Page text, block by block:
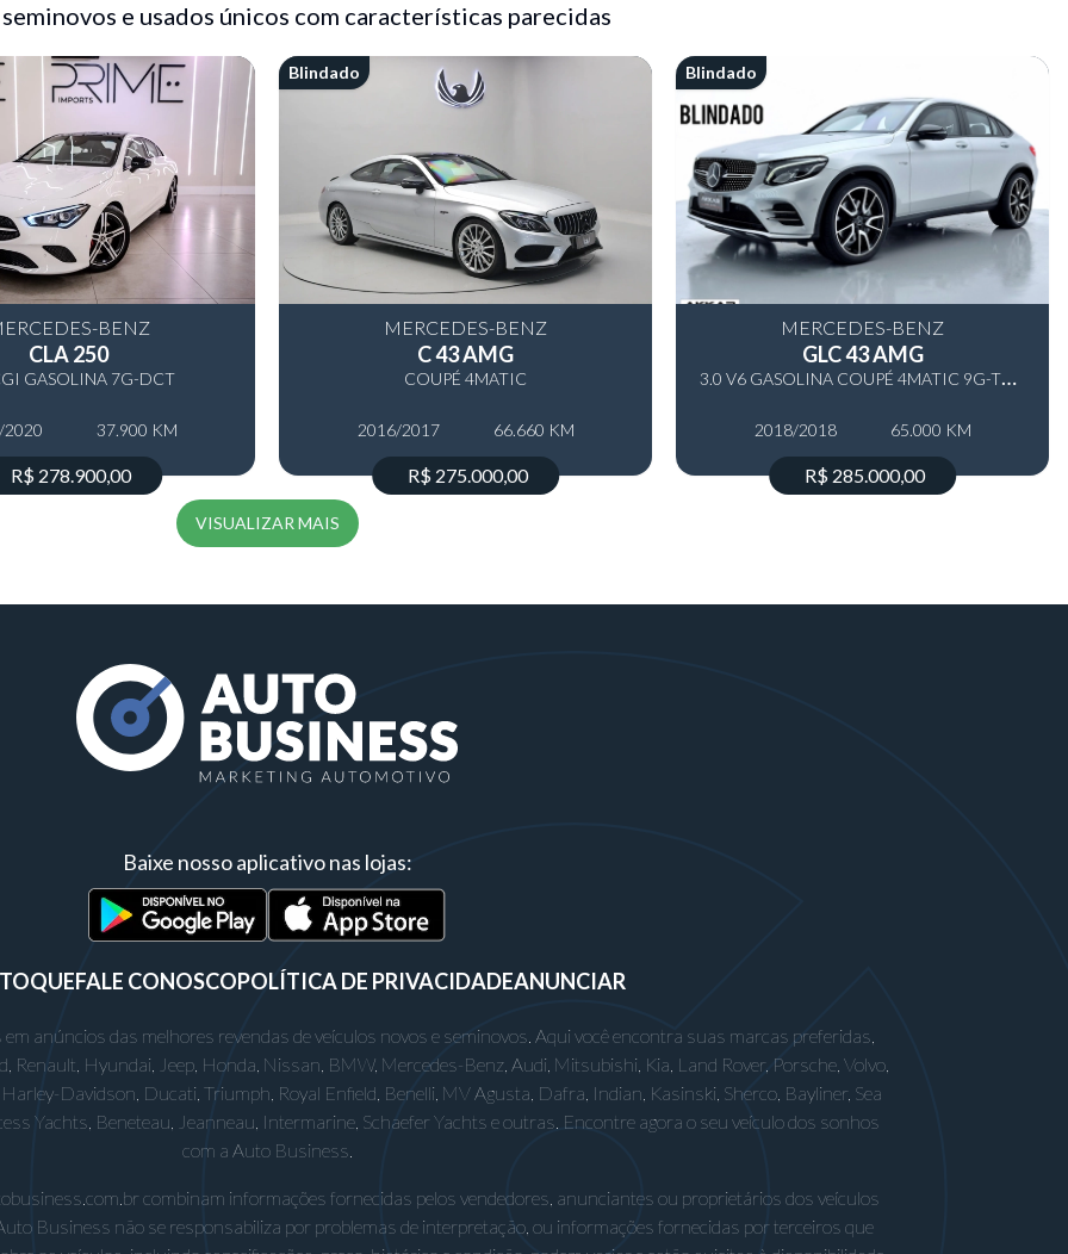
e usados únicos com características parecidas
BENZ
CLA 250
GASOLINA 7G-DCT
2020 37.900 KM
R$ 278.900,00
Blindado
MERCEDES-BENZ
C 43 AMG
COUPÉ 4MATIC
2016/2017 66.660 KM
R$ 275.000,00
Blindado
MERCEDES-BENZ
GLC 43 AMG
3
.0 V6 GASOLINA COUPÉ 4MATIC 9G-TRONIC
2018/2018 65.000 KM
R$ 285.000,00
VISUALIZAR MAIS
Baixe nosso aplicativo nas lojas:
FALE CONOSCOPOLÍTICA DE PRIVACIDADEANUNCIAR
anúncios das melhores revendas de veículos novos e seminovos. Aqui você encontra suas marcas preferidas,
Renault, Hyundai, Jeep, Honda, Nissan, BMW, Mercedes-Benz, Audi, Mitsubishi, Kia, Land Rover, Porsche, Volvo,
Davidson, Ducati, Triumph, Royal Enfield, Benelli, MV Agusta, Dafra, Indian, Kasinski, Sherco, Bayliner, Sea
Yachts, Beneteau, Jeanneau, Intermarine, Schaefer Yachts e outras. Encontre agora o seu veículo dos sonhos
com a Auto Business.
combinam informações fornecidas pelos vendedores, anunciantes ou proprietários dos veículos
Business não se responsabiliza por problemas de interpretação, ou informações fornecidas por terceiros que